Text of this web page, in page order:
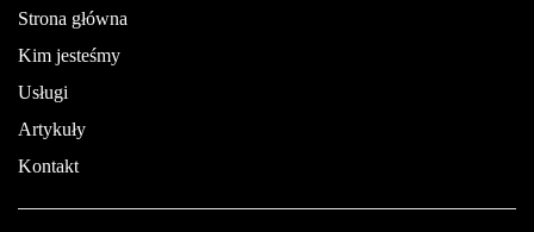
Strona główna
Kim jesteśmy
Usługi
Artykuły
Kontakt